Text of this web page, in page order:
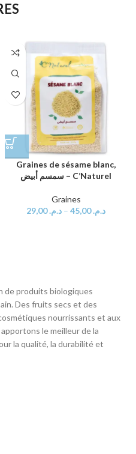
Graines de sésame blanc,
سمسم أبيض – C’Naturel
Graines
د.م.29,00 – د.م.45,00
de produits biologiques
Des fruits secs et des
nourrissants et aux
le meilleur de la
la qualité, la durabilité et